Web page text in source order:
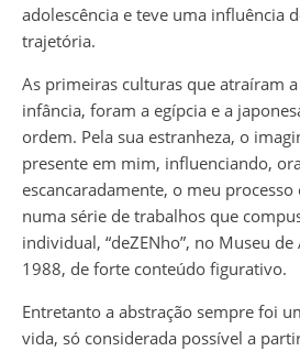
adolescência e teve uma influência
trajetória.
As primeiras culturas que atraíram
infância, foram a egípcia e a
ordem. Pela sua estranheza, o
presente em mim, influenciando,
escancaradamente, o meu
numa série de trabalhos que
individual, “deZENho”, no Museu
1988, de forte conteúdo figurativo.
Entretanto a abstração sempre foi
vida, só considerada possível a